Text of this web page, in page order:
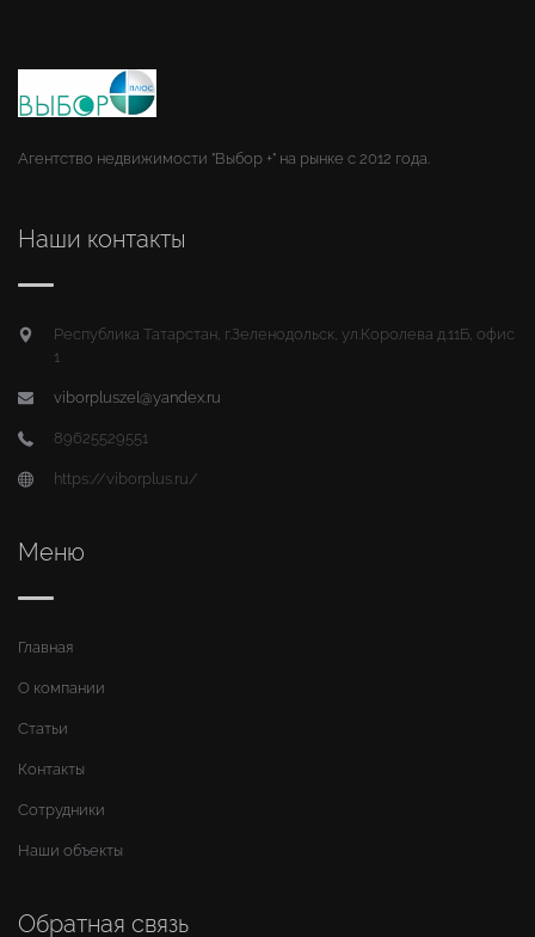
Агентство недвижимости "Выбор +" на рынке с 2012 года.
Наши контакты
Республика Татарстан, г.Зеленодольск, ул.Королева д.11Б, офис
1
viborpluszel@yandex.ru
89625529551
https://viborplus.ru/
Меню
Главная
О компании
Статьи
Контакты
Сотрудники
Наши объекты
Обратная связь